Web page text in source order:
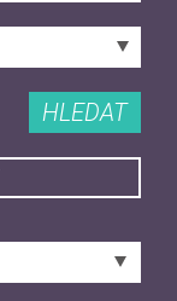
HLEDAT